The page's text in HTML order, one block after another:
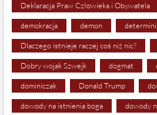
Deklaracja Praw Człowieka i Obywatela
demokracja demon
Dlaczego istnieje raczej coś niż nic?
Dobry wojak Szwejk dogmat
dominiczak Donald Trump
dowody na istnienia boga dowody